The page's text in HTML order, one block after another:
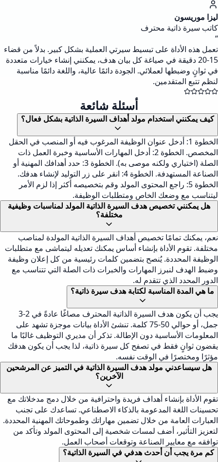
ليزا موريسون
كاتب سيرة ذاتية محترف
“
تعمل هذه الأداة على تبسيط سيرتي العملية بشكل كبير. بدلاً من قضاء
15-20 دقيقة في صياغة كل بيان هدف، يمكنني إنشاء خيارات متعددة
في ثوانٍ وضبطها لعملائي. الجودة دائمًا عالية، واللغة دائمًا مناسبة
لنظم تتبع المتقدمين.
أسئلة شائعة
كيف يمكنني استخدام مولد أهداف السيرة الذاتية بشكل فعال؟
الخطوة 1: أدخل عنوان الوظيفة المرغوب فيه أو المنصب في الحقل
المخصص. الخطوة 2: أدخل المهارات الأساسية وخبرة العمل ذات
الصلة (اختياري ولكنه موصى به). الخطوة 3: حدد أهدافك المهنية أو
الصناعة المستهدفة. الخطوة 4: انقر على زر التوليد لإنشاء هدفك.
الخطوة 5: راجع المحتوى المولد وقم بتخصيصه أكثر إذا لزم الأمر
ليتناسب مع وضعك الخاص ومتطلبات الوظيفة.
هل يمكنني تخصيص هدف السيرة الذاتية المولد لمناسبات وظيفية
مختلفة؟
نعم، يمكنك تمامًا تخصيص أهداف السيرة الذاتية المولدة لمناصب
مختلفة. تقوم الأداة بإنشاء أساس يمكنك تعديله ليتماشى مع متطلبات
الوظيفة المحددة. يُنصح بتضمين كلمات رئيسية من كل إعلان وظيفة
وضبط الهدف لنبرز المهارات والخبرات ذات الصلة التي تتناسب مع
الدور المحدد الذي تتقدم له.
ما هي المدة المناسبة لكتابة هدف سيرة ذاتية؟
يجب أن يكون هدف السيرة الذاتية المحترف مصاغًا عادةً في 2-3
جمل، أو حوالي 50-75 كلمة. تنشئ الأداة بيانات موجزة تشهد على
المعلومات الأساسية دون الإطالة. تذكر أن مديري التوظيف غالبًا ما
يقضون ثوانٍ فقط في تصفح كل سيرة ذاتية، لذا يجب أن يكون هدفك
مؤثرًا ومختصرًا في الوقت نفسه.
هل سيساعدني مولد هدف السيرة الذاتية في التميز عن المرشحين
الآخرين؟
تقوم الأداة بإنشاء أهداف فريدة واحترافية من خلال دمج مدخلاتك مع
تحسينات اللغة المدعومة بالذكاء الاصطناعي. تساعدك على تجنب
العبارات العامة من خلال تضمين مهاراتك وطموحاتك المهنية المحددة.
لتعزيز التأثير، أضف لمسات شخصية إلى المحتوى المولد وتأكد من
توافقه مع معايير الصناعة وتوقعات أصحاب العمل.
كم مرة يجب أن أحدث هدفي في السيرة الذاتية؟